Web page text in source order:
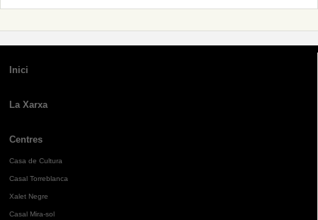
Inici
La Xarxa
Centres
Casa de Cultura
Casal Torreblanca
Xalet Negre
Casal Mira-sol